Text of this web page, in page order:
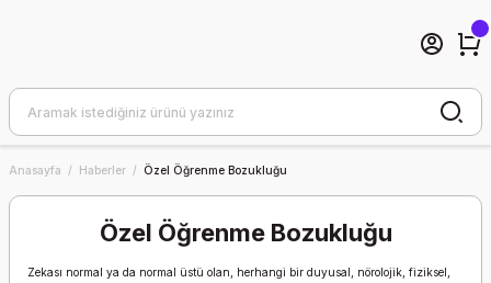
Anasayfa Haberler Özel Öğrenme Bozukluğu
Özel Öğrenme Bozukluğu
Zekası normal ya da normal üstü olan, herhangi bir duyusal, nörolojik, fiziksel,